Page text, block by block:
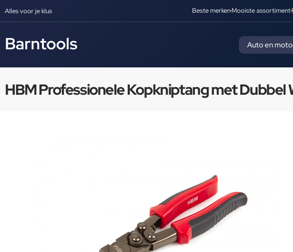
Alles voor je klus Beste merkenMooiste assortiment
Barntools Auto en
HBM Professionele Kopkniptang met Dubbel